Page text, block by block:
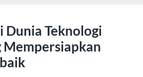
Dunia Teknologi
Mempersiapkan